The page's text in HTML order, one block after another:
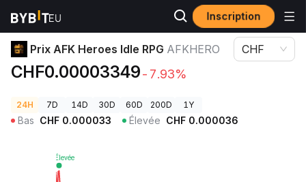
Inscription
Prix des cryptos Prix AFK Heroes Idle RPG AFKHERO
Prix AFK Heroes Idle RPG AFKHERO
CHF0.00003349-7.93%
CHF
24H 7D 14D 30D 60D 200D 1Y
Bas CHF 0.000033 Élevée CHF 0.000036